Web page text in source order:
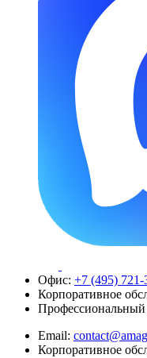
Офис: +7 (495) 721-
Корпоративное
Профессиональный
Email:
Корпоративное